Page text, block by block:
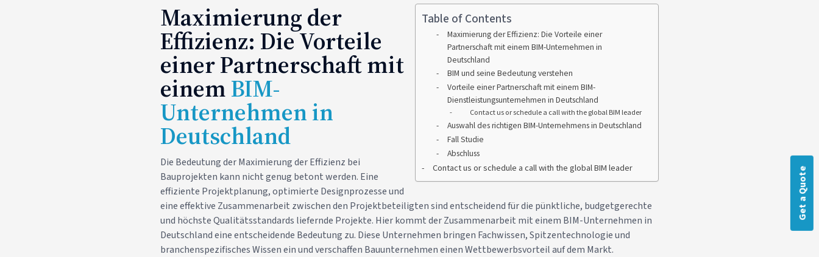
Table of Contents
Maximierung der Effizienz: Die Vorteile einer
Partnerschaft mit einem BIM-Unternehmen in
Deutschland
BIM und seine Bedeutung verstehen
Vorteile einer Partnerschaft mit einem BIM-
Dienstleistungsunternehmen in Deutschland
Contact us or schedule a call with the global BIM leader
Auswahl des richtigen BIM-Unternehmens in Deutschland
Fall Studie
Abschluss
Contact us or schedule a call with the global BIM leader
Maximierung der
Effizienz: Die Vorteile
einer Partnerschaft mit
einemBIM-
Unternehmen in
Deutschland
Die Bedeutung der Maximierung der Effizienz bei
Bauprojekten kann nicht genug betont werden. Eine
effiziente Projektplanung, optimierte Designprozesse und
eine effektive Zusammenarbeit zwischen den Projektbeteiligten sind entscheidend für die pünktliche, budgetgerechte
und höchste Qualitätsstandards liefernde Projekte. Hier kommt der Zusammenarbeit mit einem BIM-Unternehmen in
Deutschland eine entscheidende Bedeutung zu. Diese Unternehmen bringen Fachwissen, Spitzentechnologie und
branchenspezifisches Wissen ein und verschaffen Bauunternehmen einen Wettbewerbsvorteil auf dem Markt.
Get a Quote